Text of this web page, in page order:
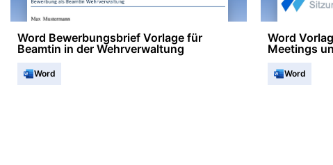
Word Bewerbungsbrief Vorlage für
Beamtin in der Wehrverwaltung
Word
Word
Meetings
Word